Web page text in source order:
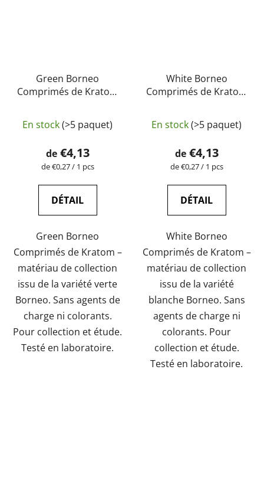
Green Borneo
Comprimés de Kratom
en laboratoire |
GreenGuru
En stock(>5 paquet)
de€4,13
Prix
la
mesure:
de €0,27 / 1 pcs
DÉTAIL
Green Borneo
Comprimés de Kratom –
matériau de collection
issu de la variété verte
Borneo. Sans agents de
charge ni colorants.
Pour collection et étude.
Testé en laboratoire.
White Borneo
Comprimés de Kratom
en laboratoire |
GreenGuru
En stock(>5 paquet)
de€4,13
Prix
la
mesure:
de €0,27 / 1 pcs
DÉTAIL
White Borneo
Comprimés de Kratom –
matériau de collection
issu de la variété
blanche Borneo. Sans
agents de charge ni
colorants. Pour
collection et étude.
Testé en laboratoire.